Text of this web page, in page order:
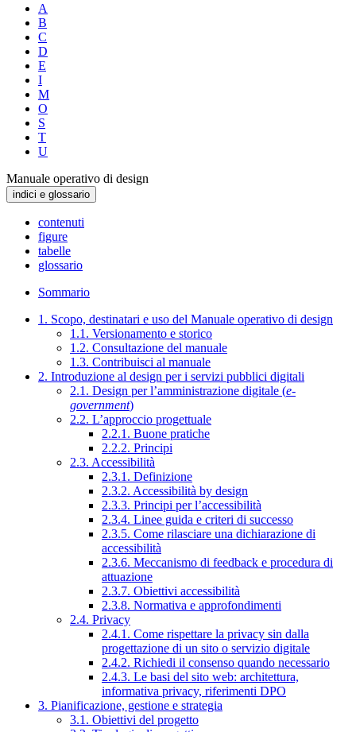
A
B
C
D
E
I
M
O
S
T
U
Manuale operativo di design
indici e glossario
contenuti
figure
tabelle
glossario
Sommario
1. Scopo, destinatari e uso del Manuale operativo di design
1.1. Versionamento e storico
1.2. Consultazione del manuale
1.3. Contribuisci al manuale
2. Introduzione al design per i servizi pubblici digitali
2.1. Design per l’amministrazione digitale (e-
government)
2.2. L’approccio progettuale
2.2.1. Buone pratiche
2.2.2. Principi
2.3. Accessibilità
2.3.1. Definizione
2.3.2. Accessibilità by design
2.3.3. Principi per l’accessibilità
2.3.4. Linee guida e criteri di successo
2.3.5. Come rilasciare una dichiarazione di
accessibilità
2.3.6. Meccanismo di feedback e procedura di
attuazione
2.3.7. Obiettivi accessibilità
2.3.8. Normativa e approfondimenti
2.4. Privacy
2.4.1. Come rispettare la privacy sin dalla
progettazione di un sito o servizio digitale
2.4.2. Richiedi il consenso quando necessario
2.4.3. Le basi del sito web: architettura,
informativa privacy, riferimenti DPO
3. Pianificazione, gestione e strategia
3.1. Obiettivi del progetto